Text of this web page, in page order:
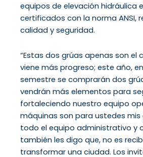
equipos de elevación hidráulica
certificados con la norma ANSI,
calidad y seguridad.
“Estas dos grúas apenas son el
viene más progreso; este año,
semestre se comprarán dos
vendrán más elementos para
fortaleciendo nuestro equipo
máquinas son para ustedes mis
todo el equipo administrativo y
también les digo que, no es
transformar una ciudad. Los